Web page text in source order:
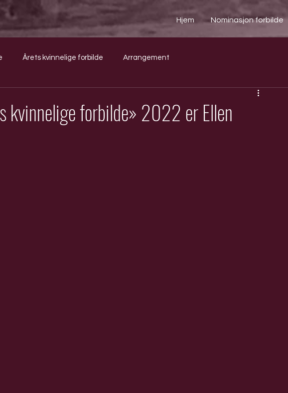
Hjem Nominasjon forbilde
Årets kvinnelige forbilde Arrangement
kvinnelige forbilde» 2022 er Ellen